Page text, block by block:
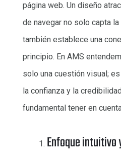
página web. Un diseño
de navegar no solo capta
también establece una
principio. En AMS
solo una cuestión visual;
la confianza y la
fundamental tener en
Enfoque intuitivo